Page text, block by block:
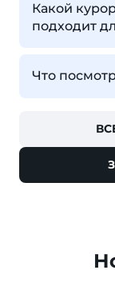
Какой
подходит
Что